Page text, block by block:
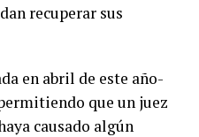
recuperar sus
en abril de este año-
que un juez
causado algún